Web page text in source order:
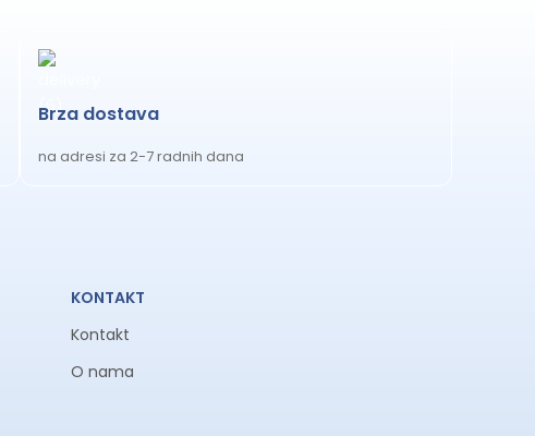
Brza dostava
na adresi za 2-7 radnih dana
KONTAKT
Kontakt
O nama